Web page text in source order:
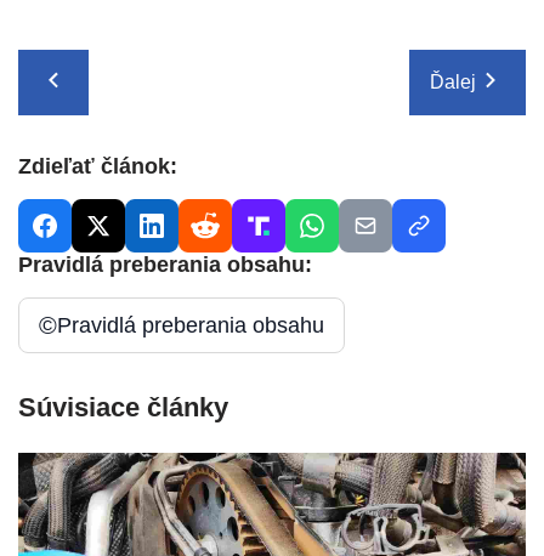
Ďalej
Zdieľať článok:
Pravidlá preberania obsahu:
©Pravidlá preberania obsahu
Súvisiace články